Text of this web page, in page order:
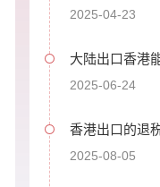
疗保
税吗?
2025-04-23
大陆出口香港
税吗现在
2025-06-24
香港出口的退
2025-08-05